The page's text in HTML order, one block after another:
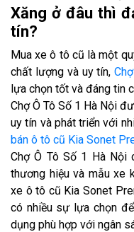
Xăng ở đâu thì
tín?
Mua xe ô tô cũ là một
chất lượng và uy tín,
lựa chọn tốt và đáng tin
Chợ Ô Tô Số 1 Hà Nội
uy tín và phát triển với
bán ô tô cũ Kia Sonet
Chợ Ô Tô Số 1 Hà
thương hiệu và mẫu xe
xe ô tô cũ Kia Sonet
có nhiều sự lựa chọn
dụng phù hợp với ngân